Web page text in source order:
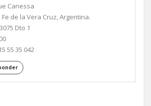
Canessa
Fe de la Vera Cruz, Argentina.
Dto 1
55 35 042